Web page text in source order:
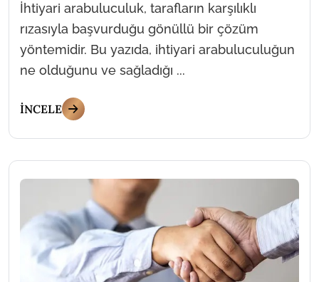
İhtiyari arabuluculuk, tarafların karşılıklı
rızasıyla başvurduğu gönüllü bir çözüm
yöntemidir. Bu yazıda, ihtiyari arabuluculuğun
ne olduğunu ve sağladığı ...
İNCELE